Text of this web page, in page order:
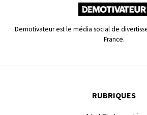
Demotivateur est le média social de
France.
RUBRIQUES